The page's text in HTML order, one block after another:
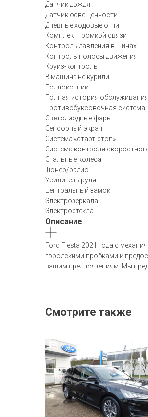
Датчик дождя
Датчик освещенности
Дневные ходовые огни
Комплект громкой связи
Контроль давления в шинах
Контроль полосы движения
Круиз-контроль
В машине не курили
Подлокотник
Полная история обслуживания
Противобуксовочная система
Светодиодные фары
Сенсорный экран
Система «старт-стоп»
Система контроля
Стальные колеса
Тюнер/радио
Усилитель руля
Центральный замок
Электрозеркала
Электростекла
Описание
Ford Fiesta 2021 года с
городскими пробками и
вашим предпочтениям. Мы
Смотрите также